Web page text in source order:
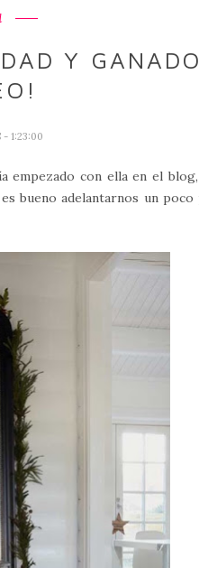
Y
- 1:23:00
empezado con ella en el
bueno adelantarnos un